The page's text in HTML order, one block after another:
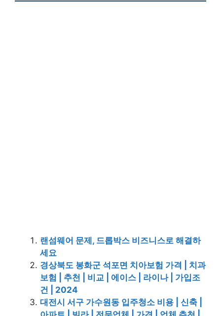
랜섬웨어 문제, 드롭박스 비즈니스로 해결하
세요
경상북도 봉화군 석포면 치아보험 가격 | 치과
보험 | 추천 | 비교 | 에이스 | 라이나 | 가입조
건 | 2024
대전시 서구 가수원동 입주청소 비용 | 신축 |